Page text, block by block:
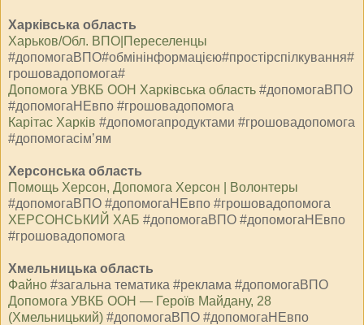
Харківська область
Харьков/Обл. ВПО|Переселенцы
#допомогаВПО#обмінінформацією#простірспілкування#
грошовадопомога#
Допомога УВКБ ООН Харківська область #допомогаВПО
#допомогаНЕвпо #грошовадопомога
Карітас Харків #допомогапродуктами #грошовадопомога
#допомогасім’ям
Херсонська область
Помощь Херсон, Допомога Херсон | Волонтеры
#допомогаВПО #допомогаНЕвпо #грошовадопомога
ХЕРСОНСЬКИЙ ХАБ #допомогаВПО #допомогаНЕвпо
#грошовадопомога
Хмельницька область
Файно #загальна тематика #реклама #допомогаВПО
Допомога УВКБ ООН — Героїв Майдану, 28
(Хмельницький) #допомогаВПО #допомогаНЕвпо